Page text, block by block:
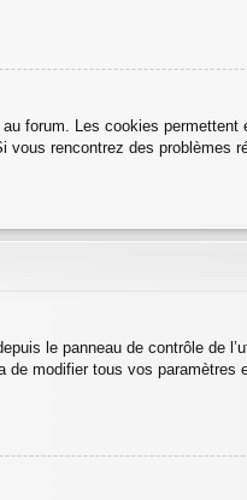
forum. Les cookies permettent
rencontrez des problèmes
le panneau de contrôle de
de modifier tous vos paramètres